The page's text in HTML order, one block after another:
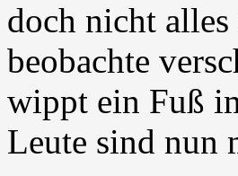
doch nicht
beobachte
wippt ein Fuß
Leute sind nun